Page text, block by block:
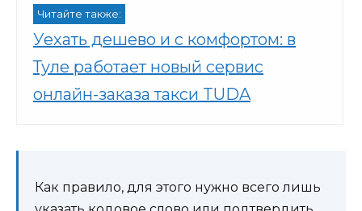
Читайте также:
Уехать дешево и с комфортом: в
Туле работает новый сервис
онлайн-заказа такси TUDA
Как правило, для этого нужно всего лишь